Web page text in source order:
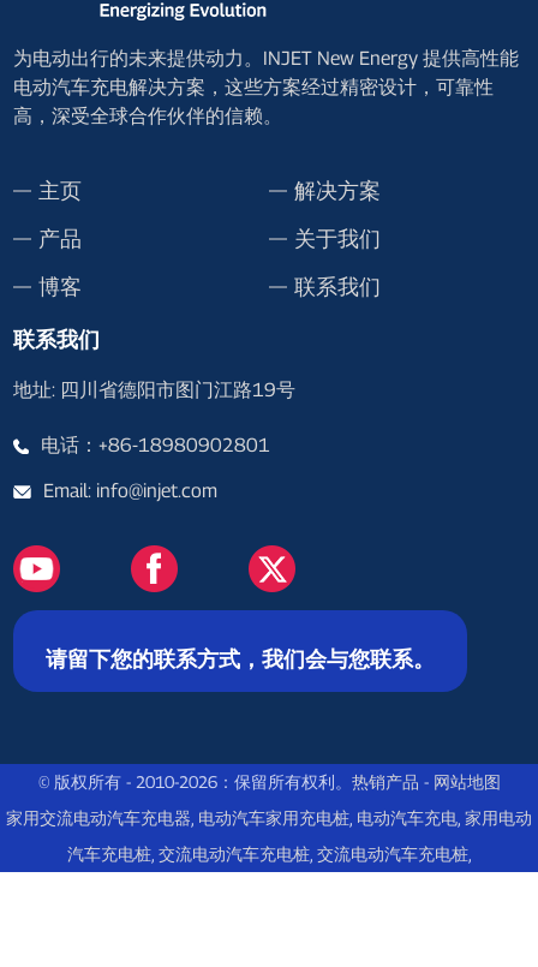
为电动出行的未来提供动力。INJET New Energy 提供高性能
电动汽车充电解决方案，这些方案经过精密设计，可靠性
高，深受全球合作伙伴的信赖。
主页
解决方案
产品
关于我们
博客
联系我们
联系我们
地址: 四川省德阳市图门江路19号
电话：+86-18980902801
Email: info@injet.com
请留下您的联系方式，我们会与您联系。
© 版权所有 - 2010-2026：保留所有权利。 热销产品 - 网站地图
家用交流电动汽车充电器 电动汽车家用充电桩 电动汽车充电 家用电动
汽车充电桩, 交流电动汽车充电桩, 交流电动汽车充电桩,